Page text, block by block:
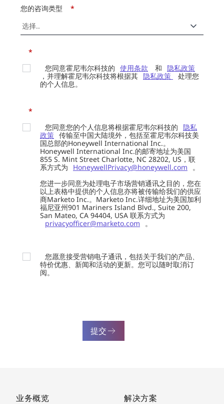
*
您的咨询类型
*
您同意霍尼韦尔科技的 使用条款 和 隐私政策
，并理解霍尼韦尔科技将根据其 隐私政策
处理您
的个人信息。
*
您同意您的个人信息将根据霍尼韦尔科技的 隐私
政策 传输至中国大陆境外，包括至霍尼韦尔科技美
国总部的Honeywell International Inc.。
Honeywell International Inc.的邮寄地址为美国
855 S. Mint Street Charlotte, NC 28202, US，联
系方式为
HoneywellPrivacy@honeywell.com
。
您进一步同意为处理电子市场营销通讯之目的，您在
以上表格中提供的个人信息亦将被传输给我们的供应
商Marketo Inc.。Marketo Inc.详细地址为美国加利
福尼亚州901 Mariners Island Blvd., Suite 200,
San Mateo, CA 94404, USA 联系方式为
privacyofficer@marketo.com
。
您愿意接受营销电子通讯，包括关于我们的产品、
特价优惠、新闻和活动的更新。您可以随时取消订
阅。
提交
业务概览
解决方案